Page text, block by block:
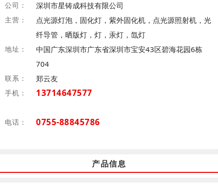
公司： 深圳市星铸成科技有限公司
主营：
点光源灯泡，固化灯，紫外固化机，点光源照射机，光
纤导管，晒版灯，灯，汞灯，氙灯
地址：
中国广东深圳市广东省深圳市宝安43区碧海花园6栋
704
联系： 郑云友
手机： 13714647577
电话： 0755-88845786
产品信息